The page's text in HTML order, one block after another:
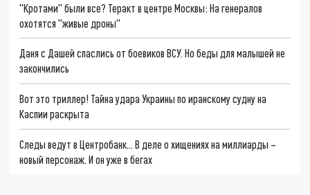
"Кротами" были все? Теракт в центре Москвы: На генералов
охотятся "живые дроны"
Даня с Дашей спаслись от боевиков ВСУ. Но беды для малышей не
закончились
Вот это триллер! Тайна удара Украины по иранскому судну на
Каспии раскрыта
Следы ведут в Центробанк… В деле о хищениях на миллиарды –
новый персонаж. И он уже в бегах